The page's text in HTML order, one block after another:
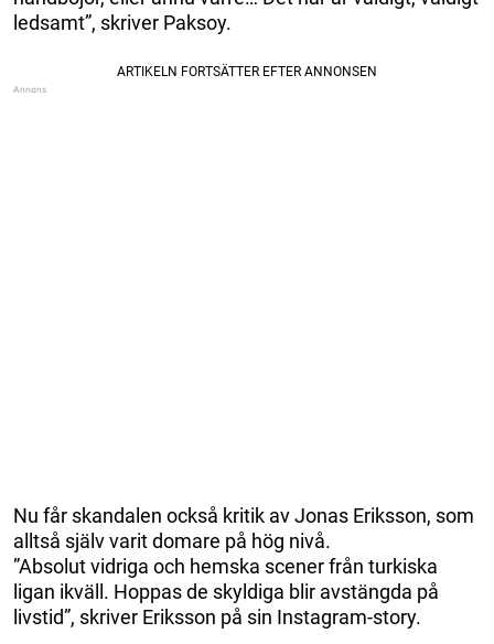
ledsamt”, skriver Paksoy.
Nu får skandalen också kritik av Jonas Eriksson, som
alltså själv varit domare på hög nivå.
”Absolut vidriga och hemska scener från turkiska
ligan ikväll. Hoppas de skyldiga blir avstängda på
livstid”, skriver Eriksson på sin Instagram-story.